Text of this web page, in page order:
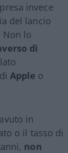
invece
del lancio
Non lo
di
Apple o
in
o il tasso di
non